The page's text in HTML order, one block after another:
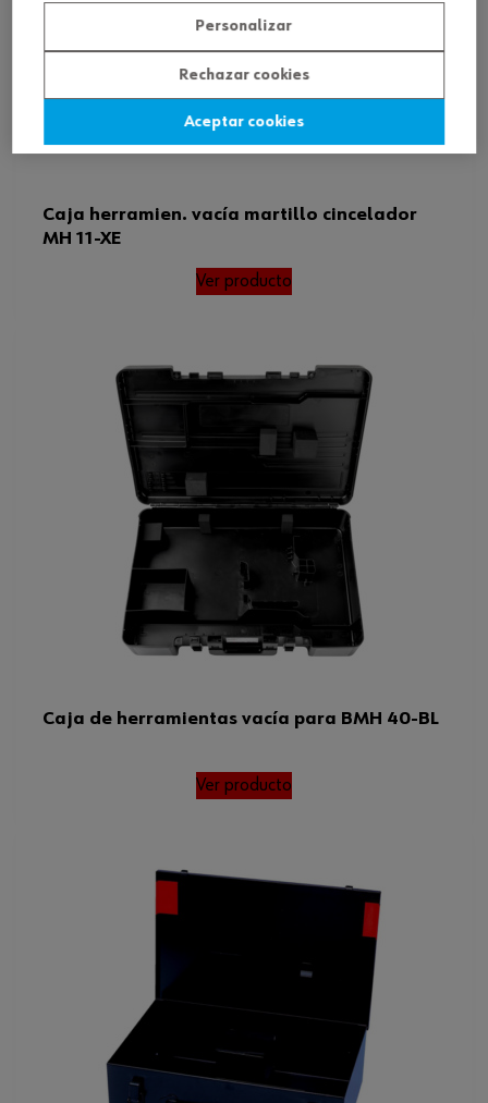
Caja herramien. vacía martillo cincelador
MH 11-XE
Ver producto
Caja de herramientas vacía para BMH 40-BL
Ver producto
Personalizar
Rechazar cookies
Aceptar cookies